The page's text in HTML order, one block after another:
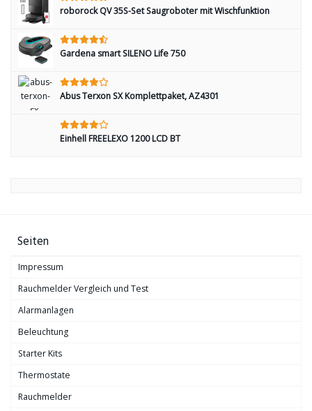
roborock QV 35S-Set Saugroboter mit Wischfunktion
Gardena smart SILENO Life 750
Abus Terxon SX Komplettpaket, AZ4301
Einhell FREELEXO 1200 LCD BT
Seiten
Impressum
Rauchmelder Vergleich und Test
Alarmanlagen
Beleuchtung
Starter Kits
Thermostate
Rauchmelder